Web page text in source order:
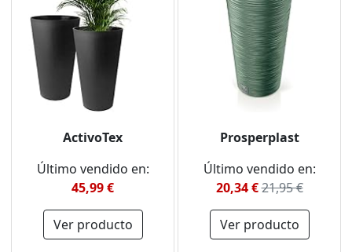
ActivoTex
Último vendido en:
45,99 €
Ver producto
Prosperplast
Último vendido en:
20,34 €21,95 €
Ver producto